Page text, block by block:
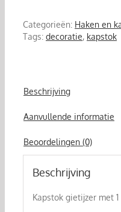
Categorieën: Haken en
Tags: decoratie, kapstok
Beschrijving
Aanvullende informatie
Beoordelingen (0)
Beschrijving
Kapstok gietijzer met